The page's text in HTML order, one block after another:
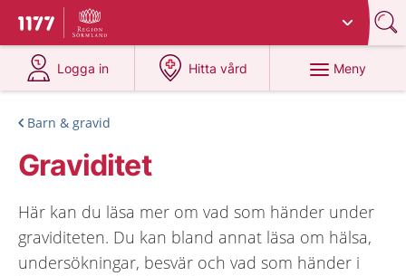
Till startsidan för 1177
Du har valt region
Logga in
på 1177.se
Hitta vård
på 1177.se
Meny
Barn & gravid
Graviditet
Här kan du läsa mer om vad som händer under
graviditeten. Du kan bland annat läsa om hälsa,
undersökningar, besvär och vad som händer i